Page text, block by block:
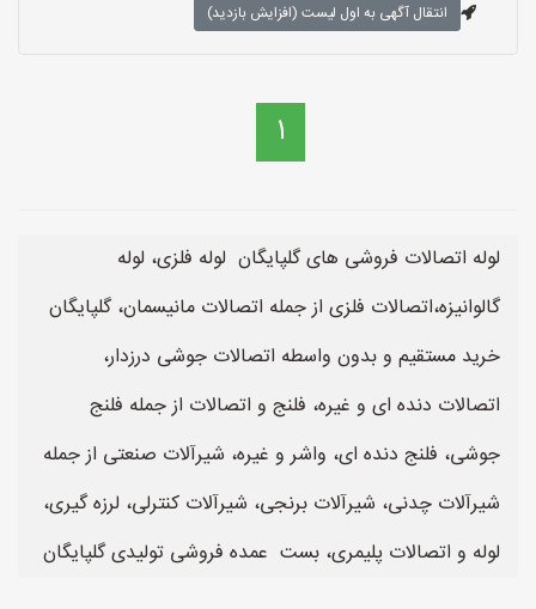
انتقال آگهی به اول لیست (افزایش بازدید)
1
لوله اتصالات فروشی های گلپایگان لوله فلزی، لوله
گالوانیزه،اتصالات فلزی از جمله اتصالات مانیسمان، گلپایگان
خرید مستقیم و بدون واسطه اتصالات جوشی درزدار،
اتصالات دنده ای و غیره، فلنج و اتصالات از جمله فلنج
جوشی، فلنج دنده ای، واشر و غیره، شیرآلات صنعتی از جمله
شیرآلات چدنی، شیرآلات برنجی، شیرآلات کنترلی، لرزه گیری،
لوله و اتصالات پلیمری، بست عمده فروشی تولیدی گلپایگان